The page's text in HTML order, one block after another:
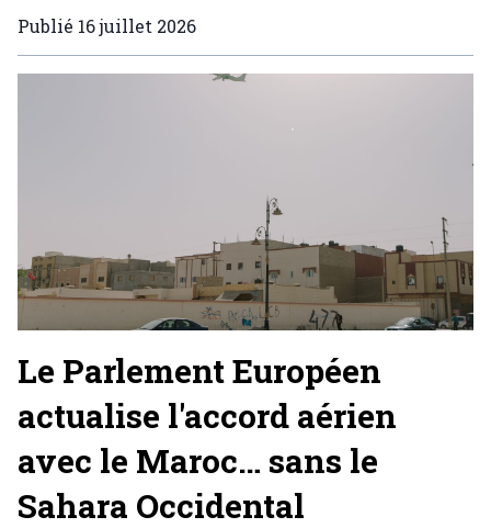
Publié 16 juillet 2026
Le Parlement Européen
actualise l'accord aérien
avec le Maroc… sans le
Sahara Occidental